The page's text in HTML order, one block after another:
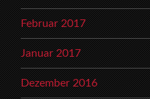
Februar 2017
Januar 2017
Dezember 2016